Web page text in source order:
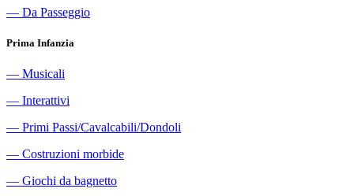
― Da Passeggio
Prima Infanzia
― Musicali
― Interattivi
― Primi Passi/Cavalcabili/Dondoli
― Costruzioni morbide
― Giochi da bagnetto